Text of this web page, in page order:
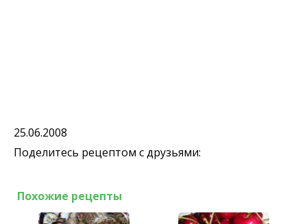
25.06.2008
Поделитесь рецептом с друзьями:
Похожие рецепты